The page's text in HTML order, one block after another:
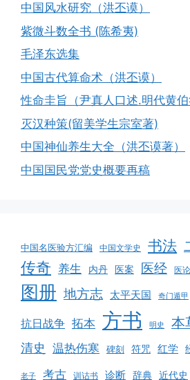
中国风水研究（洪丕谟）
紫微斗数全书 (陈希夷)
毛泽东选集
中国古代算命术（洪丕谟）
性命圭旨（尹真人口述.明代黄伯
灭汉种策(留美学生宗室著)
中国神仙养生大全（洪丕谟著）
中国国民党党史概要再稿
中国名医验方汇编 中国文学史 书法
传奇 养生 内丹 医案 医经 医论
图册 地方志 太平天国 奇门遁甲
抗日战争 拓本 方书 明史 本
清史 温热伤寒 碑刻 符咒 红学
老子 考古 训诂书 诊断 辞典 近代史